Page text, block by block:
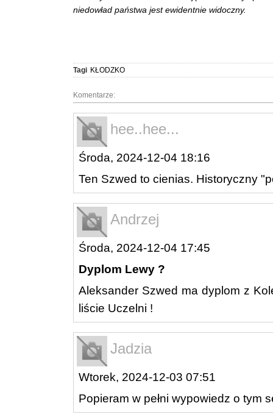
niedowład państwa jest ewidentnie widoczny.
Tagi KŁODZKO
Komentarze:
hee..hee...
Środa, 2024-12-04 18:16
Ten Szwed to cienias. Historyczny
Andrzej
Środa, 2024-12-04 17:45
Dyplom Lewy ?
Aleksander Szwed ma dyplom z
liście Uczelni !
Jadzia
Wtorek, 2024-12-03 07:51
Popieram w pełni wypowiedz o tym